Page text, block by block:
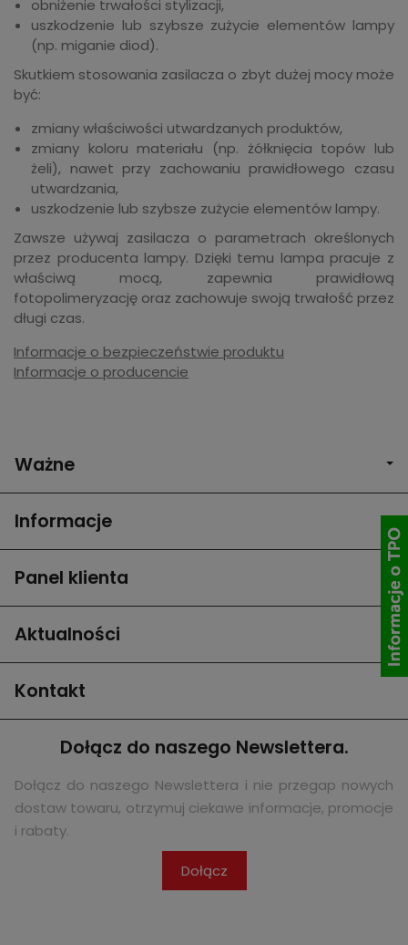
obniżenie trwałości stylizacji,
uszkodzenie lub szybsze zużycie elementów lampy
(np. miganie diod).
Skutkiem stosowania zasilacza o zbyt dużej mocy może
być:
zmiany właściwości utwardzanych produktów,
zmiany koloru materiału (np. żółknięcia topów lub
żeli), nawet przy zachowaniu prawidłowego czasu
utwardzania,
uszkodzenie lub szybsze zużycie elementów lampy.
Zawsze używaj zasilacza o parametrach określonych
przez producenta lampy. Dzięki temu lampa pracuje z
właściwą mocą, zapewnia prawidłową
fotopolimeryzację oraz zachowuje swoją trwałość przez
długi czas.
Informacje o bezpieczeństwie produktu
Informacje o producencie
Ważne
Informacje
Panel klienta
Aktualności
Kontakt
Dołącz do naszego Newslettera.
Dołącz do naszego Newslettera i nie przegap nowych
dostaw towaru, otrzymuj ciekawe informacje, promocje
i rabaty.
Dołącz